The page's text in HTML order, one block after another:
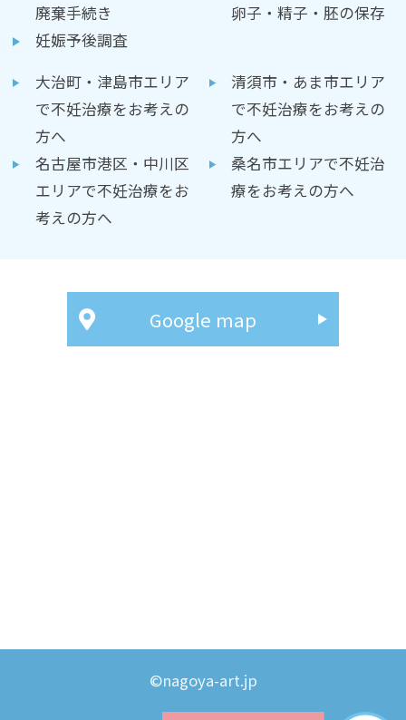
廃棄手続き
卵子・精子・胚の保存
妊娠予後調査
大治町・津島市エリア
で不妊治療をお考えの
方へ
清須市・あま市エリア
で不妊治療をお考えの
方へ
名古屋市港区・中川区
エリアで不妊治療をお
考えの方へ
桑名市エリアで不妊治
療をお考えの方へ
Google map
©nagoya-art.jp